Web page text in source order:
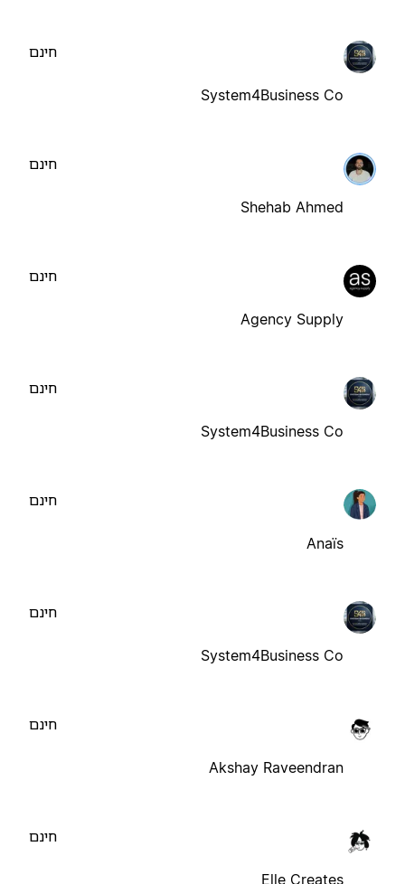
System4Business Co
חינם
Shehab Ahmed
חינם
Agency Supply
חינם
System4Business Co
חינם
Anaïs
חינם
System4Business Co
חינם
Akshay Raveendran
חינם
Elle Creates
חינם